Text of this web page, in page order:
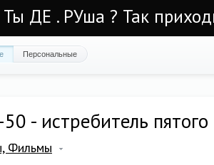
Ты ДЕ . РУша ? Так
Персональные
- истребитель пятого
Фильмы